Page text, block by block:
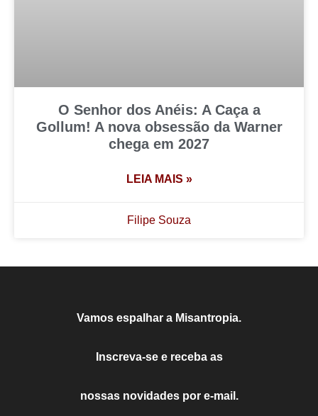
O Senhor dos Anéis: A Caça a
Gollum! A nova obsessão da Warner
chega em 2027
LEIA MAIS »
Filipe Souza
Vamos espalhar a Misantropia.
Inscreva-se e receba as
nossas novidades por e-mail.